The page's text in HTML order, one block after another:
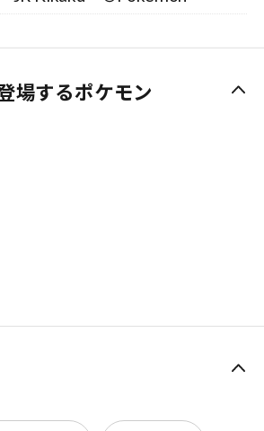
場するポケモン